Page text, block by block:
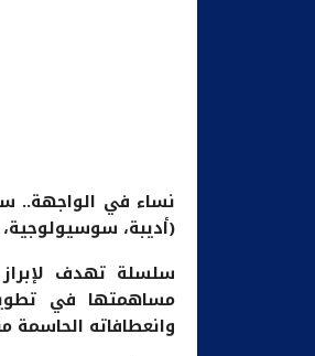
نساء في الواجهة..
(أديبة،
سلسلة تهدف لإبراز
مساهمتها في
وانعطافاته الحاسمة